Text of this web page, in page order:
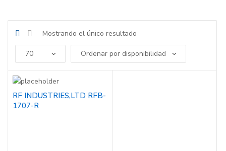
Mostrando el único resultado
RF INDUSTRIES,LTD RFB-
1707-R